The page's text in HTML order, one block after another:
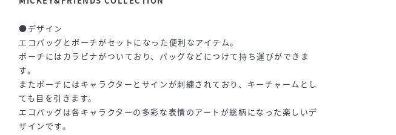
●デザイン
エコバッグとポーチがセットになった便利なアイテム。
ポーチにはカラビナがついており、バッグなどにつけて持ち運びができま
す。
またポーチにはキャラクターとサインが刺繍されており、キーチャームとし
ても目を引きます。
エコバッグは各キャラクターの多彩な表情のアートが総柄になった楽しいデ
ザインです。